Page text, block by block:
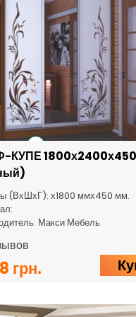
КУПЕ
(ВхШхГ): х1800 ммх450 мм.
Макси Мебель
грн.